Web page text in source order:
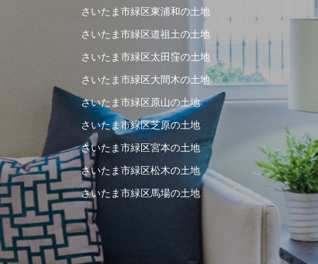
さいたま市緑区東浦和の土地
さいたま市緑区道祖土の土地
さいたま市緑区太田窪の土地
さいたま市緑区大間木の土地
さいたま市緑区原山の土地
さいたま市緑区芝原の土地
さいたま市緑区宮本の土地
さいたま市緑区松木の土地
さいたま市緑区馬場の土地